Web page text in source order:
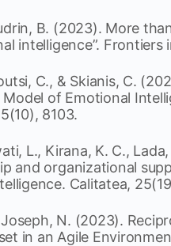
B. (2023). More
intelligence”. Frontiers
C., & Skianis, C.
of Emotional
8103.
L., Kirana, K. C.,
and organizational
Calitatea,
Joseph, N. (2023).
in an Agile